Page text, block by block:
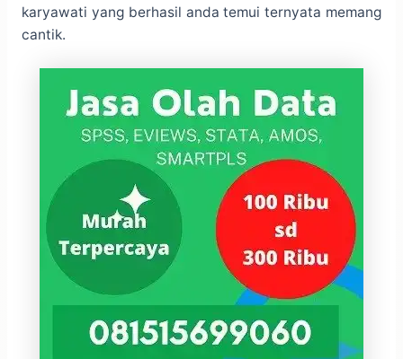
karyawati yang berhasil anda temui ternyata memang
cantik.